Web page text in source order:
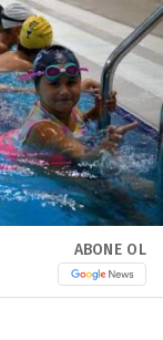
ABONE OL